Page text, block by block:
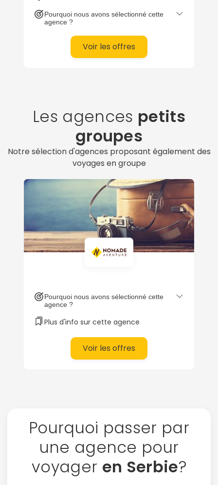
ce pays aux paysages variés.
Construisez avec eux votre voyage
authentique selon vos envies de
Pourquoi nous avons sélectionné cette
agence ?
Voir les offres
Les agences petits
groupes
Notre sélection d'agences proposant également des
voyages en groupe
Pourquoi nous avons sélectionné cette
agence ?
Plus d'info sur cette agence
Voir les offres
Pourquoi passer par
une agence pour
voyager en Serbie?
Continuer avec Apple
ou connectez-vous par mail